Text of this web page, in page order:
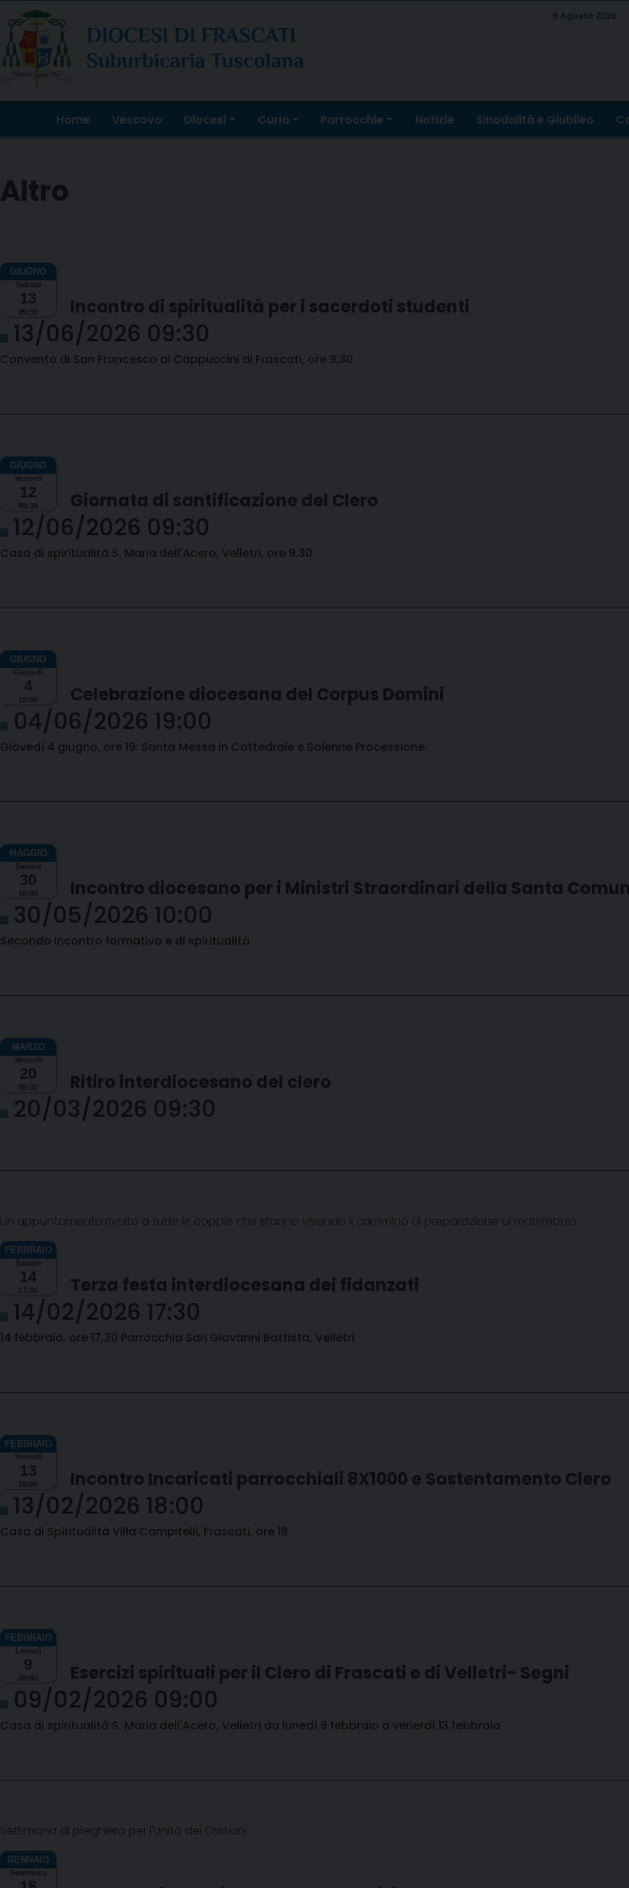
to
content
6 Agosto 2026
Home
Vescovo Diocesi Curia Parrocchie Notizie Sinodalità e Giubileo
Altro
Sabato
13
09:30 Incontro di spiritualità per i sacerdoti studenti
13/06/2026 09:30
Convento di San Francesco ai Cappuccini di Frascati, ore 9,30
Venerdì
12
09:30 Giornata di santificazione del Clero
12/06/2026 09:30
Casa di spiritualità S. Maria dell'Acero, Velletri, ore 9,30
Giovedì
4
19:00 Celebrazione diocesana del Corpus Domini
04/06/2026 19:00
Giovedì 4 giugno, ore 19: Santa Messa in Cattedrale e Solenne Processione
Sabato
30
10:00 Incontro diocesano per i Ministri Straordinari della Santa
30/05/2026 10:00
Secondo Incontro formativo e di spiritualità
Venerdì
20
09:30 Ritiro interdiocesano del clero
20/03/2026 09:30
Un appuntamento rivolto a tutte le coppie che stanno vivendo il cammino di preparazione al matrimonio
Sabato
14
17:30 Terza festa interdiocesana dei fidanzati
14/02/2026 17:30
14 febbraio, ore 17,30 Parrocchia San Giovanni Battista, Velletri
Venerdì
13
18:00 Incontro Incaricati parrocchiali 8X1000 e Sostentamento Clero
13/02/2026 18:00
Casa di Spiritualità Villa Campitelli, Frascati, ore 18
Lunedì
9
09:00 Esercizi spirituali per il Clero di Frascati e di Velletri- Segni
09/02/2026 09:00
Casa di spiritualità S. Maria dell'Acero, Velletri da lunedì 9 febbraio a venerdì 13 febbraio
Settimana di preghiera per l'Unità dei Cristiani
Domenica